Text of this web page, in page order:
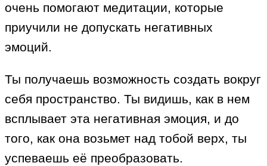
очень помогают медитации, которые
приучили не допускать негативных
эмоций.
Ты получаешь возможность создать вокруг
себя пространство. Ты видишь, как в нем
всплывает эта негативная эмоция, и до
того, как она возьмет над тобой верх, ты
успеваешь её преобразовать.